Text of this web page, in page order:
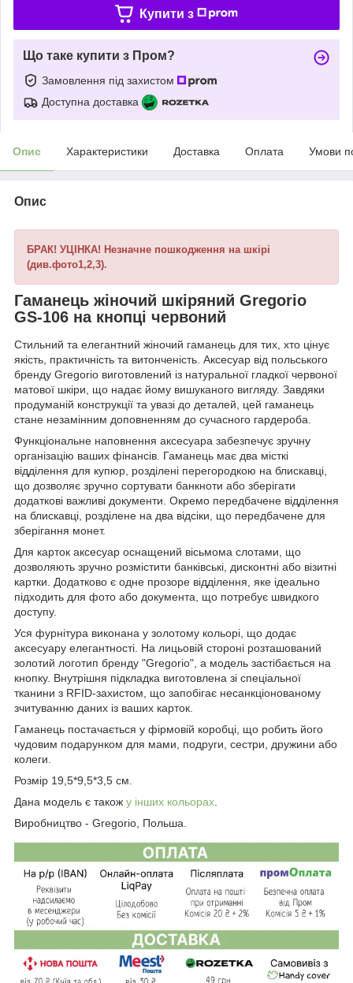
Купити з
Що таке купити з Пром?
Замовлення під захистом
Доступна доставка
Опис Характеристики Доставка Оплата Умови
Опис
БРАК! УЦІНКА! Незначне пошкодження на шкірі
(див.фото1,2,3).
Гаманець жіночий шкіряний Gregorio
GS-106 на кнопці червоний
Стильний та елегантний жіночий гаманець для тих, хто цінує
якість, практичність та витонченість. Аксесуар від польського
бренду Gregorio виготовлений із натуральної гладкої червоної
матової шкіри, що надає йому вишуканого вигляду. Завдяки
продуманій конструкції та увазі до деталей, цей гаманець
стане незамінним доповненням до сучасного гардероба.
Функціональне наповнення аксесуара забезпечує зручну
організацію ваших фінансів. Гаманець має два місткі
відділення для купюр, розділені перегородкою на блискавці,
що дозволяє зручно сортувати банкноти або зберігати
додаткові важливі документи. Окремо передбачене відділення
на блискавці, розділене на два відсіки, що передбачене для
зберігання монет.
Для карток аксесуар оснащений вісьмома слотами, що
дозволяють зручно розмістити банківські, дисконтні або візитні
картки. Додатково є одне прозоре відділення, яке ідеально
підходить для фото або документа, що потребує швидкого
доступу.
Уся фурнітура виконана у золотому кольорі, що додає
аксесуару елегантності. На лицьовій стороні розташований
золотий логотип бренду "Gregorio", а модель застібається на
кнопку. Внутрішня підкладка виготовлена зі спеціальної
тканини з RFID-захистом, що запобігає несанкціонованому
зчитуванню даних із ваших карток.
Гаманець постачається у фірмовій коробці, що робить його
чудовим подарунком для мами, подруги, сестри, дружини або
колеги.
Розмір 19,5*9,5*3,5 см.
Дана модель є також у інших кольорах.
Виробництво - Gregorio, Польша.